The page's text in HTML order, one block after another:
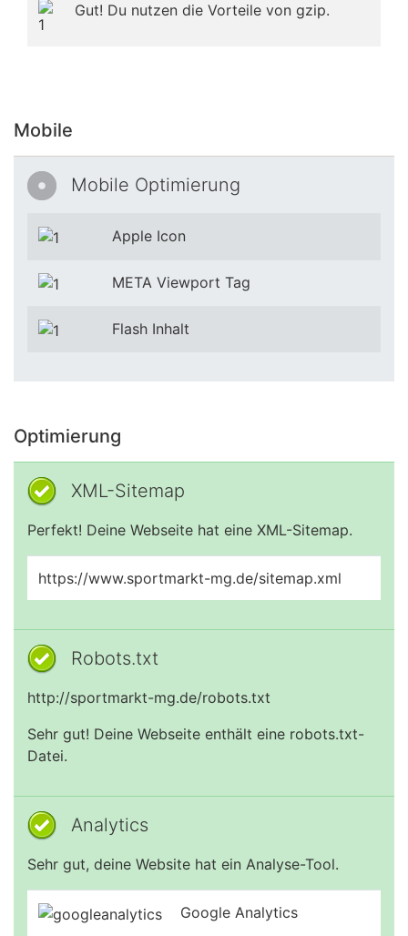
Gut! Du nutzen die Vorteile von gzip.
Mobile
Mobile Optimierung
Apple Icon
META Viewport Tag
Flash Inhalt
Optimierung
XML-Sitemap
Perfekt! Deine Webseite hat eine XML-Sitemap.
https://www.sportmarkt-mg.de/sitemap.xml
Robots.txt
http://sportmarkt-mg.de/robots.txt
Sehr gut! Deine Webseite enthält eine robots.txt-
Datei.
Analytics
Sehr gut, deine Website hat ein Analyse-Tool.
Google Analytics